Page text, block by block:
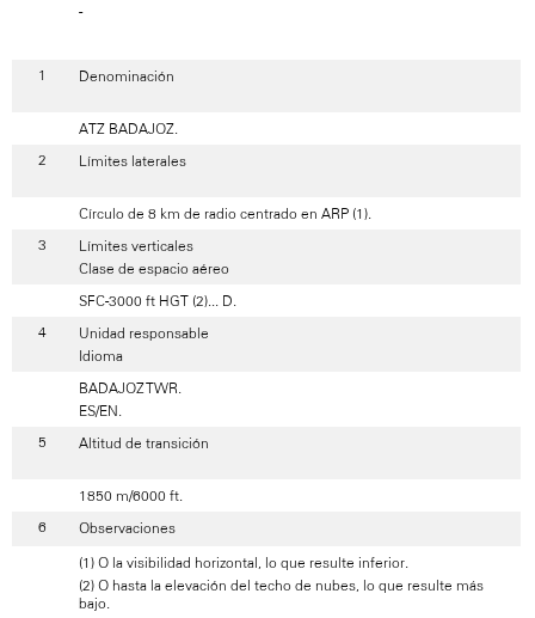
-
Denominación
ATZ BADAJOZ.
Límites laterales
Círculo de 8 km de radio centrado en ARP (1).
Límites verticales
Clase de espacio aéreo
SFC-3000 ft HGT (2)... D.
Unidad responsable
Idioma
BADAJOZ TWR.
ES/EN.
Altitud de transición
1850 m/6000 ft.
Observaciones
(1) O la visibilidad horizontal, lo que resulte inferior.
(2) O hasta la elevación del techo de nubes, lo que resulte más
bajo.